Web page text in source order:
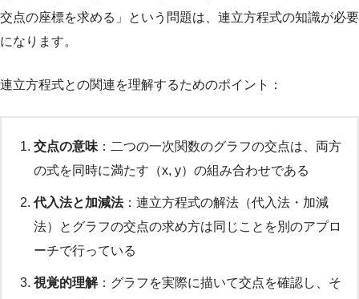
交点の座標を求める」という問題は、連立方程式の知識が必要
になります。
連立方程式との関連を理解するためのポイント：
交点の意味：二つの一次関数のグラフの交点は、両方
の式を同時に満たす（x, y）の組み合わせである
代入法と加減法：連立方程式の解法（代入法・加減
法）とグラフの交点の求め方は同じことを別のアプロ
ーチで行っている
視覚的理解：グラフを実際に描いて交点を確認し、そ